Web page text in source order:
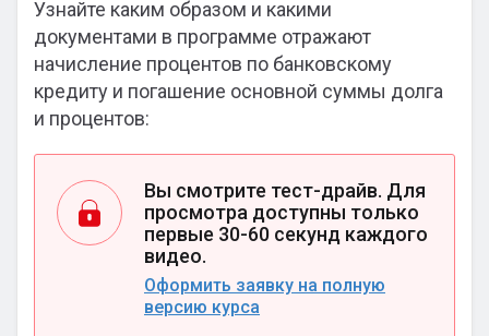
Узнайте каким образом и какими
документами в программе отражают
начисление процентов по банковскому
кредиту и погашение основной суммы долга
и процентов:
Вы смотрите тест-драйв. Для
просмотра доступны только
первые 30-60 секунд каждого
видео.
Оформить заявку на полную
версию курса